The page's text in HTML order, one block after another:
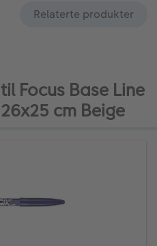
Relaterte produkter
Focus Base Line
cm Beige